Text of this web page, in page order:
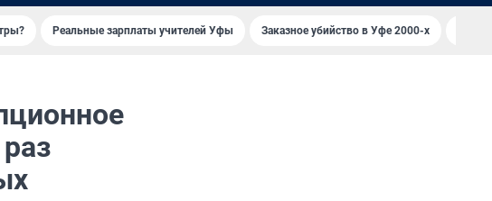
Реальные зарплаты учителей Уфы Заказное убийство в Уфе 2000-х